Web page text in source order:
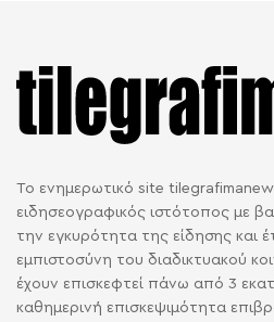
Το ενημερωτικό site
ειδησεογραφικός ιστότοπος με
την εγκυρότητα της είδησης και
εμπιστοσύνη του διαδικτυακού
έχουν επισκεφτεί πάνω από 3
καθημερινή επισκεψιμότητα